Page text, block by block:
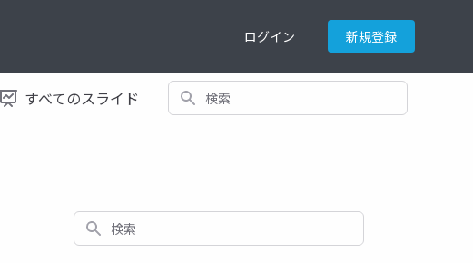
ログイン 新規登録
すべてのスライド 検索
検索